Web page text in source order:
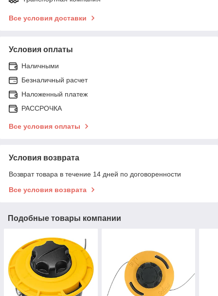
Все условия доставки
Условия оплаты
Наличными
Безналичный расчет
Наложенный платеж
РАССРОЧКА
Все условия оплаты
Условия возврата
Возврат товара в течение 14 дней по договоренности
Все условия возврата
Подобные товары компании